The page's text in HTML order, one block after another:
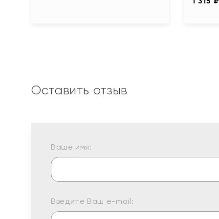
Оставить отзыв
Ваше имя:
Введите Ваш e-mail: